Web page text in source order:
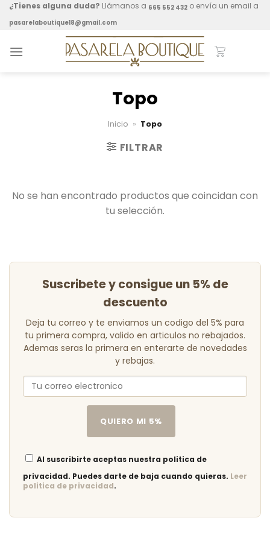
Skip¿Tienes alguna duda? Llámanos a 665 552 432 o envía un email a
pasarelaboutique18@gmail.com
Topo
Inicio » Topo
FILTRAR
No se han encontrado productos que coincidan con
tu selección.
Suscribete y consigue un 5% de
descuento
Deja tu correo y te enviamos un codigo del 5% para
tu primera compra, valido en articulos no rebajados.
Ademas seras la primera en enterarte de novedades
y rebajas.
QUIERO MI 5%
Al suscribirte aceptas nuestra politica de
privacidad. Puedes darte de baja cuando quieras. Leer
politica de privacidad.